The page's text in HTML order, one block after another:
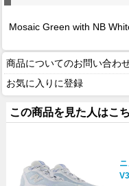
Mosaic Green with NB
商品についてのお問い合わ
お気に入りに登録
この商品を見た人はこ